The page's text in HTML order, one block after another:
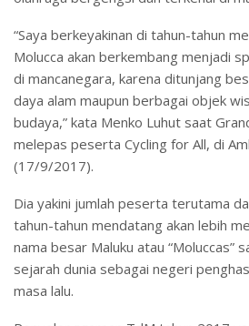
“Saya berkeyakinan di tahun-tahun
Molucca akan berkembang menjadi
di mancanegara, karena ditunjang
daya alam maupun berbagai objek
budaya,” kata Menko Luhut saat
melepas peserta Cycling for All, di
(17/9/2017).
Dia yakini jumlah peserta terutama
tahun-tahun mendatang akan lebih
nama besar Maluku atau “Moluccas”
sejarah dunia sebagai negeri
masa lalu.